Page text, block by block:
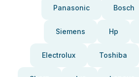
Panasonic Bosch
Siemens Hp
Electrolux Toshiba